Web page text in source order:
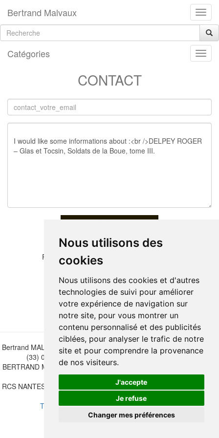
Nous utilisons des
cookies
Nous utilisons des cookies et d'autres
technologies de suivi pour améliorer
votre expérience de navigation sur
notre site, pour vous montrer un
contenu personnalisé et des publicités
ciblées, pour analyser le trafic de notre
site et pour comprendre la provenance
de nos visiteurs.
J'accepte
Je refuse
Changer mes préférences
Bertrand Malvaux
Catégories
CONTACT
Please copy the letters and numbers below:
Bertrand MALVAUX - 22 rue Crébillon, 44000 Nantes - FRANCE - Tél.
(33) 02 40 733 600 — bertrand.malvaux@wanadoo.fr
BERTRAND MALVAUX - ÉDITIONS DU CANONNIER SARL au capital
de 47.000 EUROS
RCS NANTES B 442 295 077 - N° INTRACOMMUNAUTAIRE CEE FR
30 442 295 077
Terms of sales-Update cookies preferences